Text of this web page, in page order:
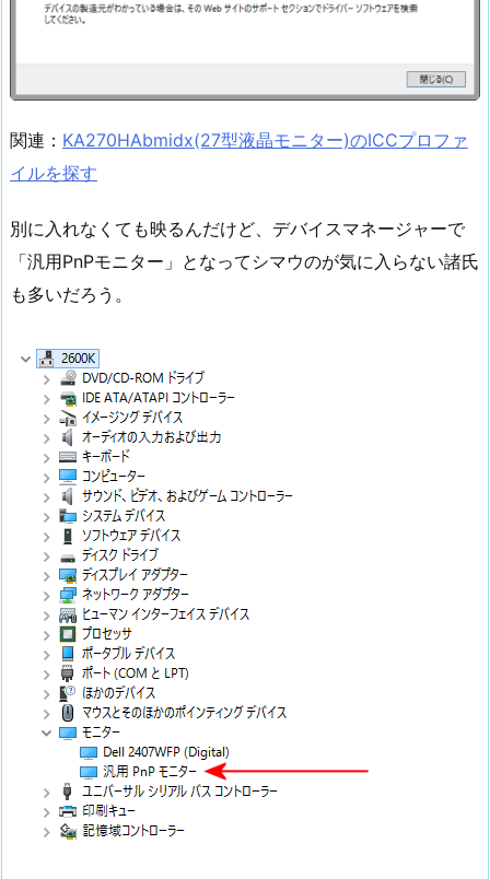
関連： KA270HAbmidx(27型液晶モニター)のICCプロファ
イルを探す
別に入れなくても映るんだけど、デバイスマネージャーで
「汎用PnPモニター」となってシマウのが気に入らない諸氏
も多いだろう。